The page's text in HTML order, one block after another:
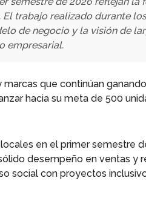
trabajo realizado durante
de negocio y la visión de
empresarial.
que continúan
hacia su meta de 500
en el primer semestre
desempeño en ventas y
social con proyectos